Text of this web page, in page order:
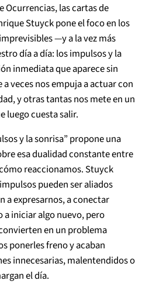
Ocurrencias, las cartas de
Stuyck pone el foco en los
—y a la vez más
día a día: los impulsos y la
inmediata que aparece sin
veces nos empuja a actuar con
y otras tantas nos mete en un
luego cuesta salir.
y la sonrisa” propone una
esa dualidad constante entre
reaccionamos. Stuyck
pueden ser aliados
a expresarnos, a conectar
iniciar algo nuevo, pero
en un problema
ponerles freno y acaban
innecesarias, malentendidos o
el día.